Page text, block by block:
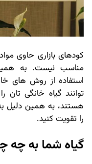
کودهای بازاری حاوی
مناسب نیست. به همین
استفاده از روش های
توانند گیاه خانگی
هستند، به همین دلیل به
را تقویت کنید.
گیاه شما به چه